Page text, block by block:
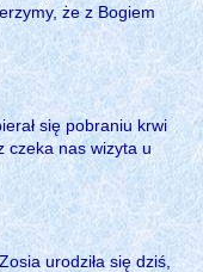
że z Bogiem
się pobraniu krwi
czeka nas wizyta u
urodziła się dziś,